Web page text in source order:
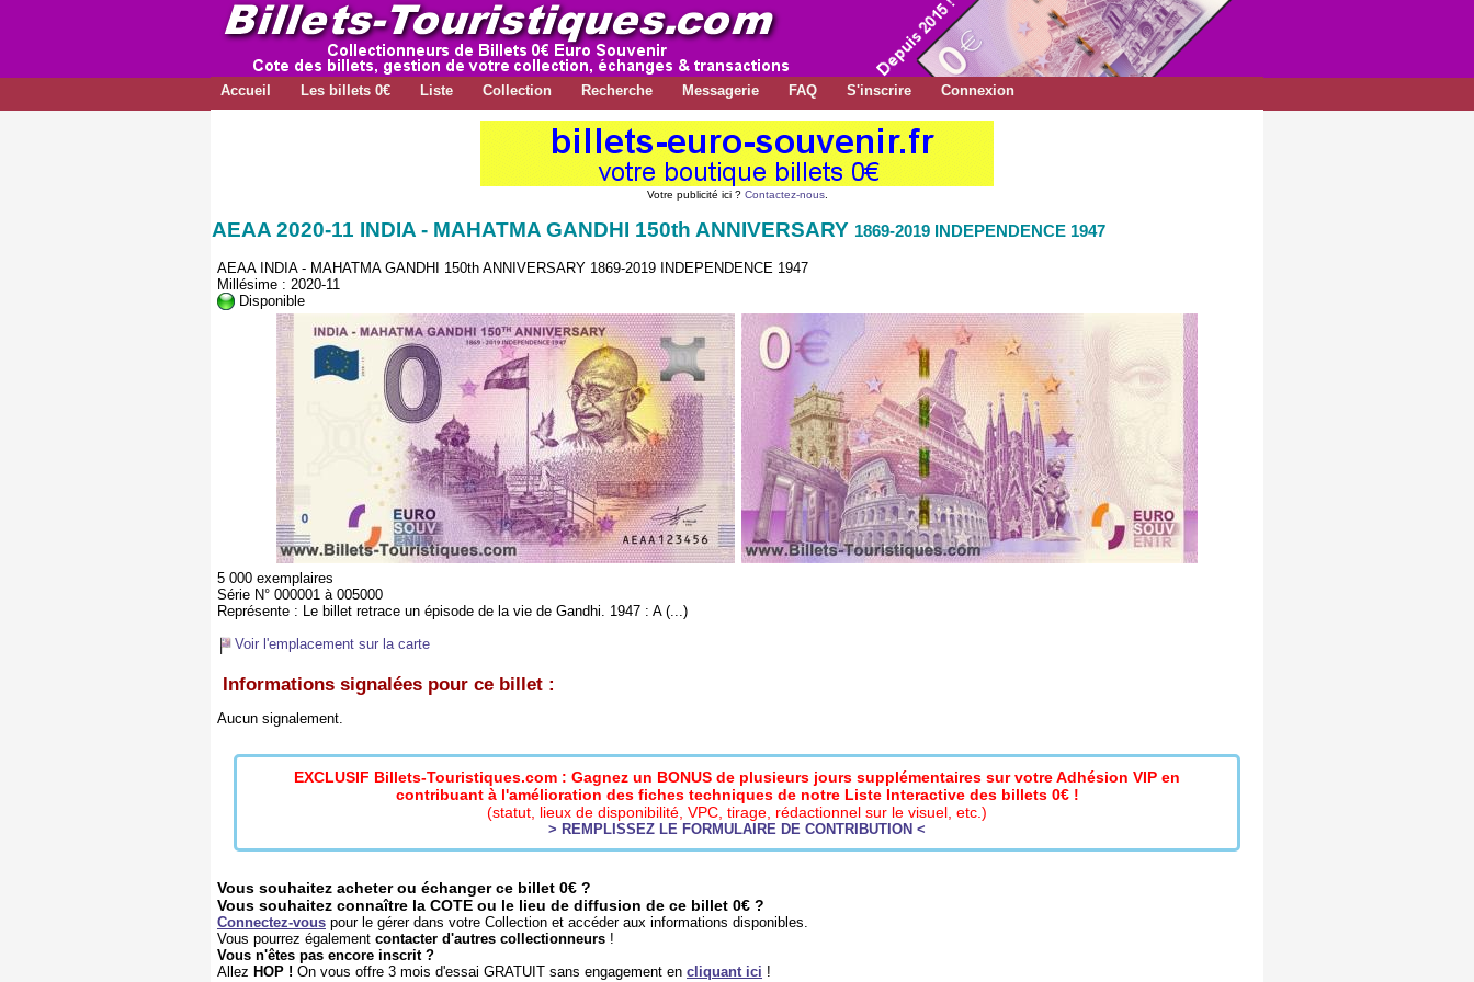
Accueil Les billets 0€ Liste Collection Recherche Messagerie FAQ S'inscrire Connexion
Votre publicité ici ? Contactez-nous.
AEAA 2020-11 INDIA - MAHATMA GANDHI 150th ANNIVERSARY 1869-2019 INDEPENDENCE 1947
AEAA INDIA - MAHATMA GANDHI 150th ANNIVERSARY 1869-2019 INDEPENDENCE 1947
Millésime : 2020-11
Disponible
5 000 exemplaires
Série N° 000001 à 005000
Représente : Le billet retrace un épisode de la vie de Gandhi. 1947 : A (...)
Voir l'emplacement sur la carte
Informations signalées pour ce billet :
Aucun signalement.
EXCLUSIF Billets-Touristiques.com : Gagnez un BONUS de plusieurs jours supplémentaires sur votre Adhésion VIP en
contribuant à l'amélioration des fiches techniques de notre Liste Interactive des billets 0€ !
(statut, lieux de disponibilité, VPC, tirage, rédactionnel sur le visuel, etc.)
> REMPLISSEZ LE FORMULAIRE DE CONTRIBUTION <
Vous souhaitez acheter ou échanger ce billet 0€ ?
Vous souhaitez connaître la COTE ou le lieu de diffusion de ce billet 0€ ?
Connectez-vous pour le gérer dans votre Collection et accéder aux informations disponibles.
Vous pourrez également contacter d'autres collectionneurs !
Vous n'êtes pas encore inscrit ?
Allez HOP ! On vous offre 3 mois d'essai GRATUIT sans engagement en cliquant ici !